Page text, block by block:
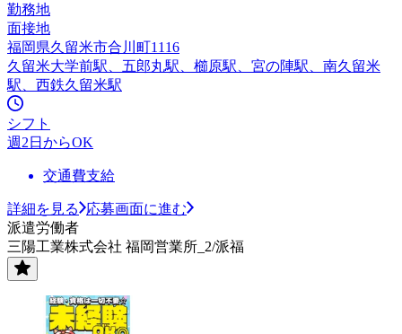
勤務地
面接地
福岡県久留米市合川町1116
久留米大学前駅、五郎丸駅、櫛原駅、宮の陣駅、南久留米
駅、西鉄久留米駅
シフト
週2日からOK
交通費支給
詳細を見る
応募画面に進む
派遣労働者
三陽工業株式会社 福岡営業所_2/派福